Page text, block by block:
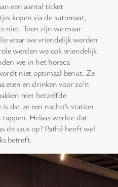
een aantal ticket
kopen via de automaat,
niet. Toen zijn we maar
waar we vriendelijk werden
werden we ook vriendelijk
we in het horeca
niet optimaal benut. Ze
eten en drinken voor zo’n
met hetzelfde
dat ze een nacho’s station
tappen. Helaas werkte dat
de saus op? Pathé heeft wel
betreft.